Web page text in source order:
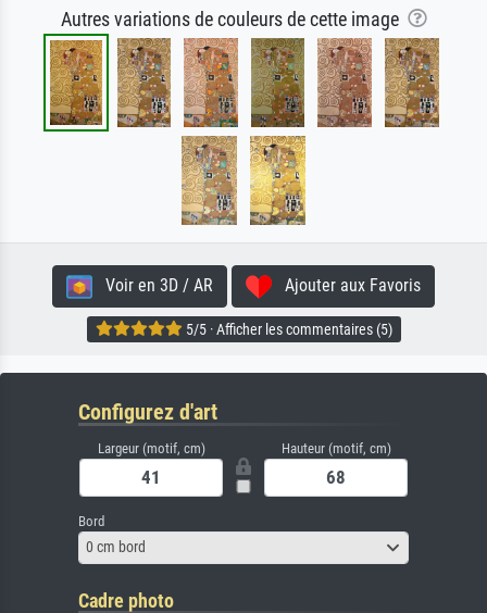
Autres variations de couleurs de cette image
Voir en 3D / AR Ajouter aux Favoris
5/5 · Afficher les commentaires (5)
Configurez d'art
Largeur (motif, cm) Hauteur (motif, cm)
Bord
0 cm bord
Cadre photo